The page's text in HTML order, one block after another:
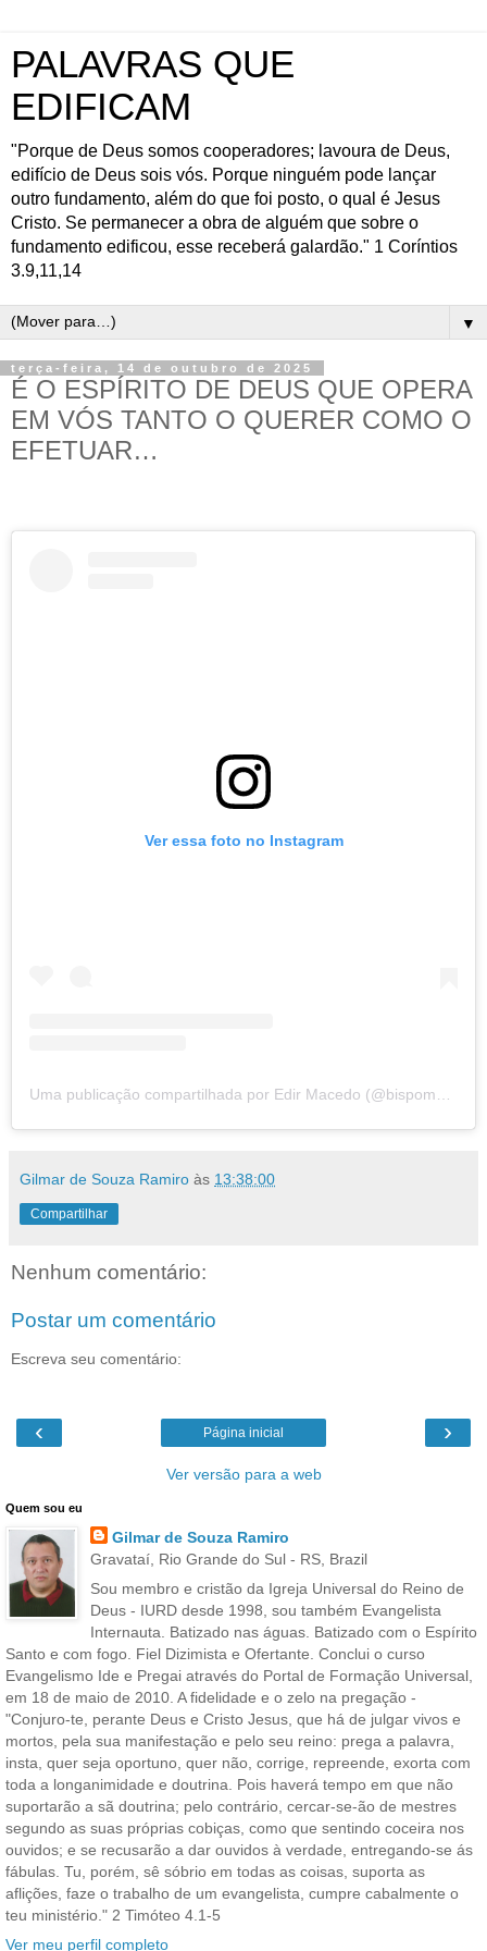
PALAVRAS QUE
EDIFICAM
"Porque de Deus somos cooperadores; lavoura de Deus,
edifício de Deus sois vós. Porque ninguém pode lançar
outro fundamento, além do que foi posto, o qual é Jesus
Cristo. Se permanecer a obra de alguém que sobre o
fundamento edificou, esse receberá galardão." 1 Coríntios
3.9,11,14
▼
terça-feira, 14 de outubro de 2025
É O ESPÍRITO DE DEUS QUE OPERA
EM VÓS TANTO O QUERER COMO O
EFETUAR…
Ver essa foto no Instagram
Uma publicação compartilhada por Edir Macedo (@bispomacedo)
Gilmar de Souza Ramiro às 13:38:00
Compartilhar
Nenhum comentário:
Postar um comentário
Escreva seu comentário:
‹ ›
Página inicial
Ver versão para a web
Quem sou eu
Gilmar de Souza Ramiro
Gravataí, Rio Grande do Sul - RS, Brazil
Sou membro e cristão da Igreja Universal do Reino de
Deus - IURD desde 1998, sou também Evangelista
Internauta. Batizado nas águas. Batizado com o Espírito
Santo e com fogo. Fiel Dizimista e Ofertante. Conclui o curso
Evangelismo Ide e Pregai através do Portal de Formação Universal,
em 18 de maio de 2010. A fidelidade e o zelo na pregação -
"Conjuro-te, perante Deus e Cristo Jesus, que há de julgar vivos e
mortos, pela sua manifestação e pelo seu reino: prega a palavra,
insta, quer seja oportuno, quer não, corrige, repreende, exorta com
toda a longanimidade e doutrina. Pois haverá tempo em que não
suportarão a sã doutrina; pelo contrário, cercar-se-ão de mestres
segundo as suas próprias cobiças, como que sentindo coceira nos
ouvidos; e se recusarão a dar ouvidos à verdade, entregando-se ás
fábulas. Tu, porém, sê sóbrio em todas as coisas, suporta as
aflições, faze o trabalho de um evangelista, cumpre cabalmente o
teu ministério." 2 Timóteo 4.1-5
Ver meu perfil completo